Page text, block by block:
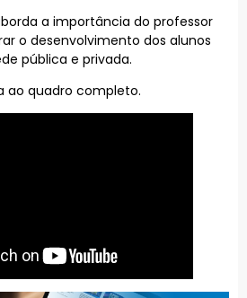
a importância do professor
o desenvolvimento dos alunos
pública e privada.
ao quadro completo.